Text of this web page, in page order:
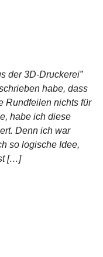
der 3D-Druckerei”
habe, dass
Rundfeilen nichts für
habe ich diese
Denn ich war
so logische Idee,
[…]